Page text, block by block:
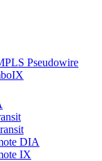
Pseudowire
DIA
IX